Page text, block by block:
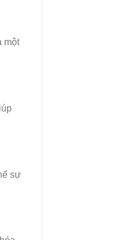
một
sự